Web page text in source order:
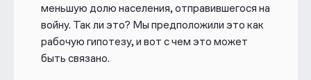
меньшую долю населения, отправившегося на
войну. Так ли это? Мы предположили это как
рабочую гипотезу, и вот с чем это может
быть связано.